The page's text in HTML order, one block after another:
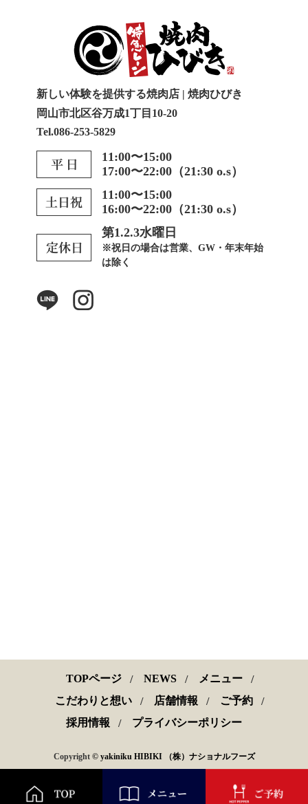
新しい体験を提供する焼肉店 | 焼肉ひびき
岡山市北区谷万成1丁目10-20
Tel.086-253-5829
11:00〜15:00
17:00〜22:00（21:30 o.s）
11:00〜15:00
16:00〜22:00（21:30 o.s）
第1.2.3水曜日
※祝日の場合は営業、GW・年末年始
は除く
TOPページ NEWS
メニュー
こだわりと想い
店舗情報
ご予約
採用情報
プライバシーポリシー
Copyright © yakiniku HIBIKI （株）ナショナルフーズ